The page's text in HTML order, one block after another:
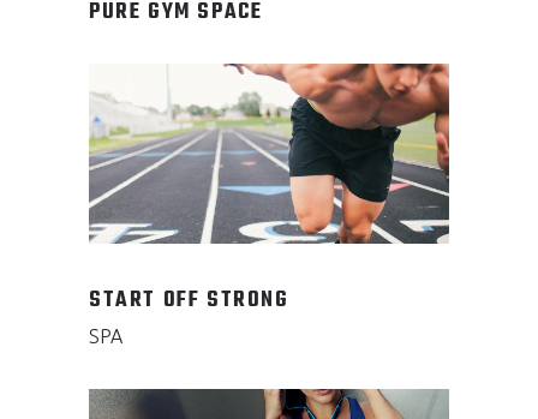
PURE GYM SPACE
START OFF STRONG
SPA